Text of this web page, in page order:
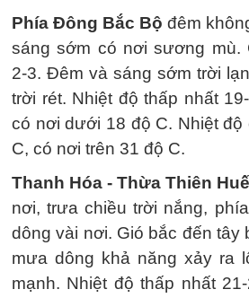
Phía Đông Bắc Bộ đêm
sáng sớm có nơi sương mù.
2-3. Đêm và sáng sớm trời
trời rét. Nhiệt độ thấp nhất
có nơi dưới 18 độ C. Nhiệt độ
C, có nơi trên 31 độ C.
Thanh Hóa - Thừa Thiên Huế
nơi, trưa chiều trời nắng,
dông vài nơi. Gió bắc đến tây
mưa dông khả năng xảy ra
mạnh. Nhiệt độ thấp nhất